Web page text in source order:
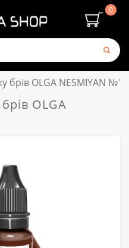
0
брів OLGA NESMIYAN
OLGA